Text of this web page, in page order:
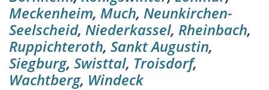
Meckenheim, Much, Neunkirchen-
Seelscheid, Niederkassel, Rheinbach,
Ruppichteroth, Sankt Augustin,
Siegburg, Swisttal, Troisdorf,
Wachtberg, Windeck